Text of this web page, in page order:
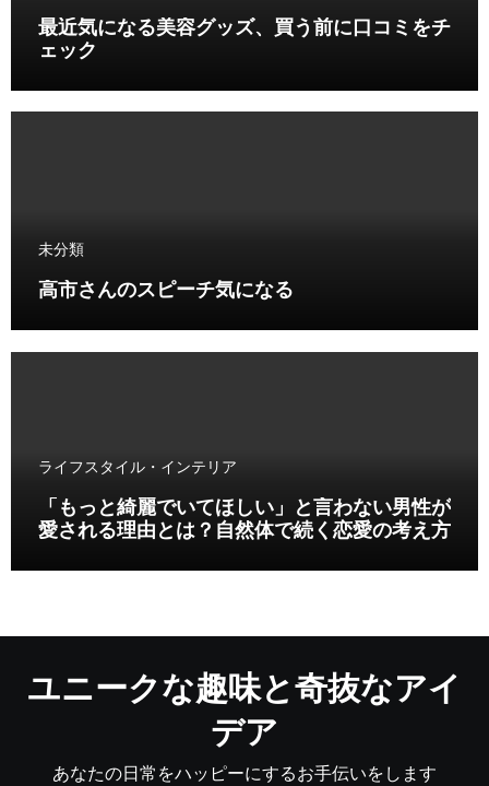
最近気になる美容グッズ、買う前に口コミをチ
ェック
未分類
高市さんのスピーチ気になる
ライフスタイル・インテリア
「もっと綺麗でいてほしい」と言わない男性が
愛される理由とは？自然体で続く恋愛の考え方
ユニークな趣味と奇抜なアイ
デア
あなたの日常をハッピーにするお手伝いをします